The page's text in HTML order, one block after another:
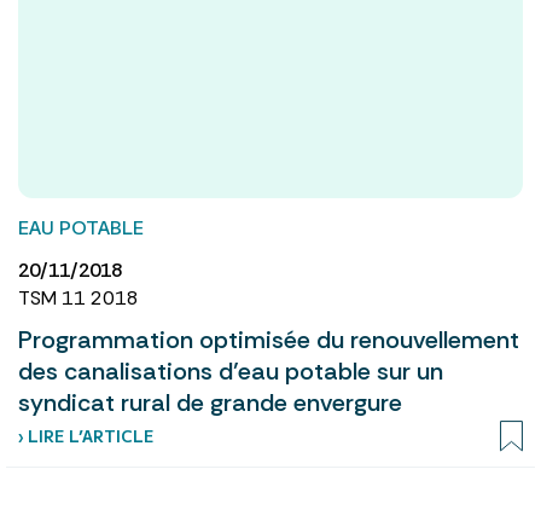
EAU POTABLE
20/11/2018
TSM 11 2018
Programmation optimisée du renouvellement
des canalisations d’eau potable sur un
syndicat rural de grande envergure
› LIRE L’ARTICLE